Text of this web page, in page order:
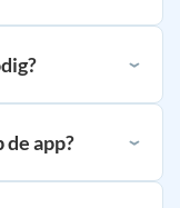
app?